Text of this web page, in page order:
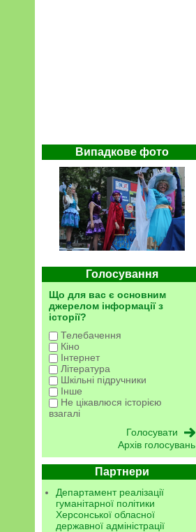
Випадкове фото
Голосування
Що для вас є основним
джерелом інформації з
історії?
Телебачення
Кіно
Інтернет
Література
Шкільні підручники
Інше
Не цікавлюся історією
взагалі
Архів голосувань
Партнери
Департамент реалізації
гуманітарної політики
Херсонської обласної
державної адміністрації